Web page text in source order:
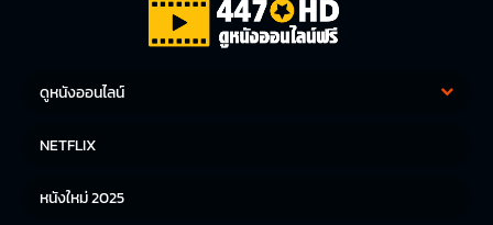
ดูหนังออนไลน์
หนังญี่ปุ่น
NETFLIX
หนังใหม่ 2025